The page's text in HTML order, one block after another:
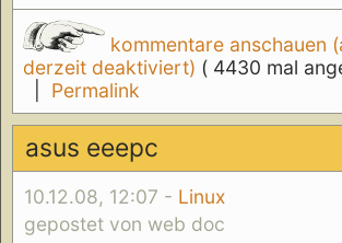
kommentare anschauen
derzeit deaktiviert) ( 4430 mal
Permalink
asus eeepc
10.12.08, 12:07 - Linux
gepostet von web doc